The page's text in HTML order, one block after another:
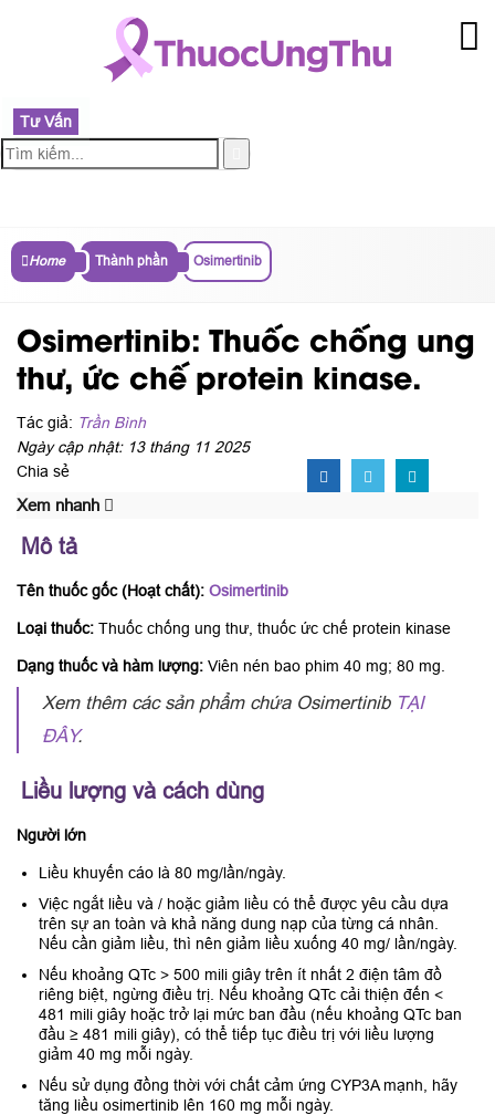
Tư Vấn
Home Thành phần Osimertinib
Osimertinib: Thuốc chống ung
thư, ức chế protein kinase.
Tác giả: Trần Bình
Ngày cập nhật: 13 tháng 11 2025
Chia sẻ
Xem nhanh
Mô tả
Tên thuốc gốc (Hoạt chất): Osimertinib
Loại thuốc: Thuốc chống ung thư, thuốc ức chế protein kinase
Dạng thuốc và hàm lượng: Viên nén bao phim 40 mg; 80 mg.
Xem thêm các sản phẩm chứa Osimertinib TẠI
ĐÂY.
Liều lượng và cách dùng
Người lớn
Liều khuyến cáo là 80 mg/lần/ngày.
Việc ngắt liều và / hoặc giảm liều có thể được yêu cầu dựa
trên sự an toàn và khả năng dung nạp của từng cá nhân.
Nếu cần giảm liều, thì nên giảm liều xuống 40 mg/ lần/ngày.
Nếu khoảng QTc > 500 mili giây trên ít nhất 2 điện tâm đồ
riêng biệt, ngừng điều trị. Nếu khoảng QTc cải thiện đến <
481 mili giây hoặc trở lại mức ban đầu (nếu khoảng QTc ban
đầu ≥ 481 mili giây), có thể tiếp tục điều trị với liều lượng
giảm 40 mg mỗi ngày.
Nếu sử dụng đồng thời với chất cảm ứng CYP3A mạnh, hãy
tăng liều osimertinib lên 160 mg mỗi ngày.